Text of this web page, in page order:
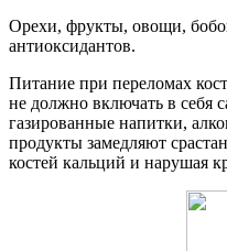
Орехи, фрукты, овощи,
антиоксидантов.
Питание при переломах
не должно включать в себя
газированные напитки,
продукты замедляют
костей кальций и нарушая